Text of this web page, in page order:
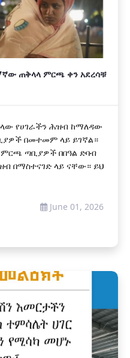
ጠቅላላ ምርጫ ቀን አደረሳቹ
የሀገራችን ሕዝብ ከማለዳው
በመተመም ላይ ይገኛል።
ጣቢያዎች በበዓል ድባብ
በማስተናገድ ላይ ናቸው። ይህ
June 01, 2026